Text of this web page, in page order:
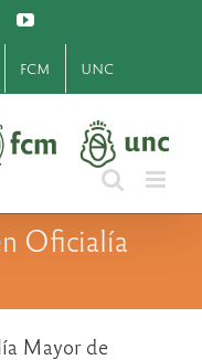
YouTube
FCM UNC
Oficialía
Mayor de